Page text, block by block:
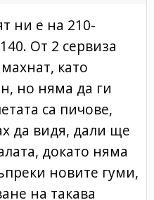
ни е на 210-
От 2 сервиза
като
но няма да ги
са пичове,
да видя, дали ще
докато няма
новите гуми,
на такава